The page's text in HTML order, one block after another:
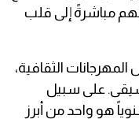
مباشرةً إلى قلب
الثقافية،
على سبيل
هو واحد من أبرز